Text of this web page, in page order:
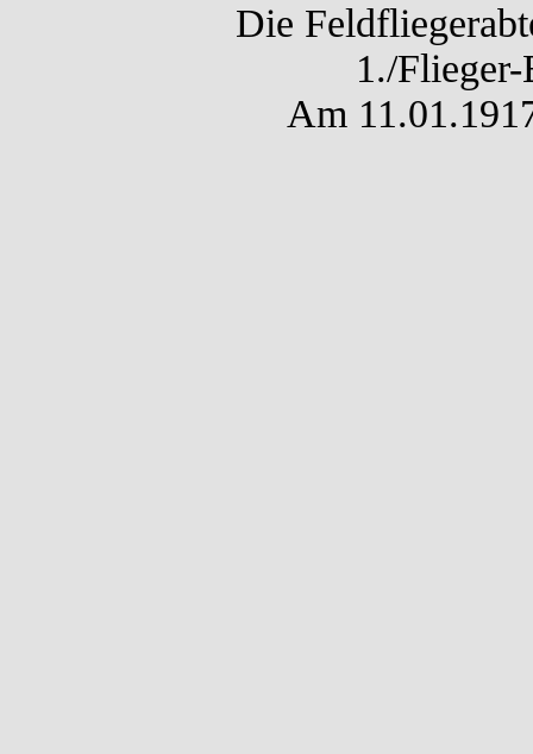
Die
1./
Am